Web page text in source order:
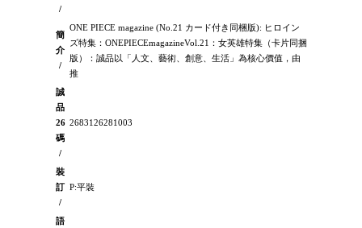
/
簡
介
/
ONE PIECE magazine (No.21 カード付き同梱版): ヒロイン
ズ特集：ONEPIECEmagazineVol.21：女英雄特集（卡片同捆
版）：誠品以「人文、藝術、創意、生活」為核心價值，由
推
誠
品
26
碼
/
2683126281003
裝
訂
/
P:平裝
語